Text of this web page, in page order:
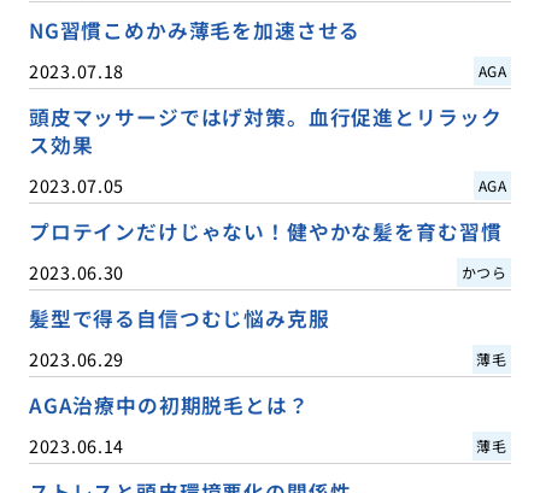
NG習慣こめかみ薄毛を加速させる
2023.07.18 AGA
頭皮マッサージではげ対策。血行促進とリラック
ス効果
2023.07.05 AGA
プロテインだけじゃない！健やかな髪を育む習慣
2023.06.30 かつら
髪型で得る自信つむじ悩み克服
2023.06.29 薄毛
AGA治療中の初期脱毛とは？
2023.06.14 薄毛